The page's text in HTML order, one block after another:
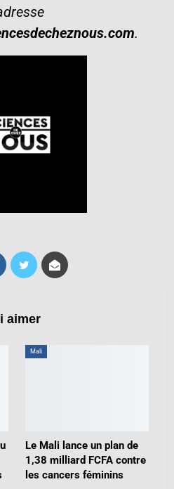
.
aimer
Mali
Le Mali lance un plan de
1,38 milliard FCFA contre
les cancers féminins